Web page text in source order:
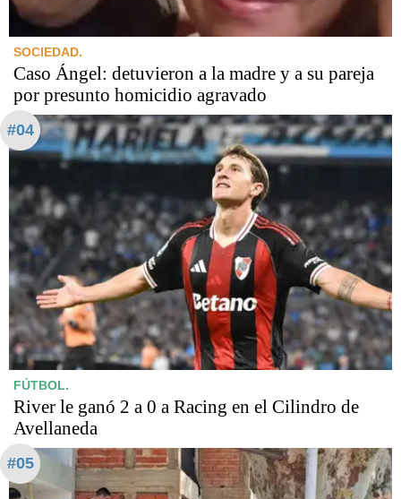
SOCIEDAD.
Caso Ángel: detuvieron a la madre y a su pareja
por presunto homicidio agravado
#04
FÚTBOL.
River le ganó 2 a 0 a Racing en el Cilindro de
Avellaneda
#05